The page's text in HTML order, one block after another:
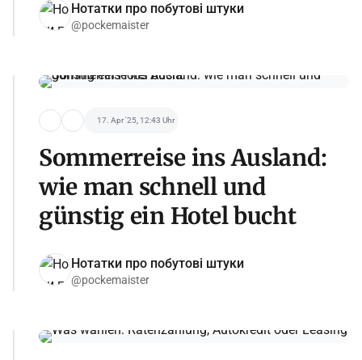
Нотатки про побутові штуки
@pockemaister
17. Apr '25, 12:43 Uhr
Sommerreise ins Ausland:
wie man schnell und
günstig ein Hotel bucht
Нотатки про побутові штуки
@pockemaister